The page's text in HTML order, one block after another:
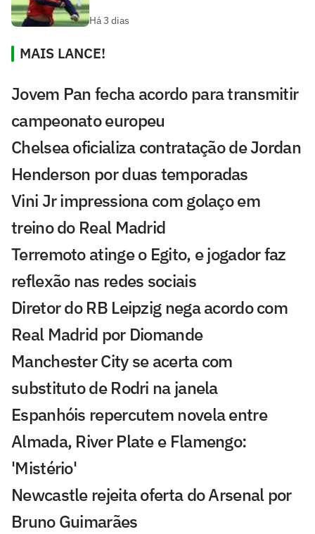
Há 3 dias
MAIS LANCE!
Jovem Pan fecha acordo para transmitir
campeonato europeu
Chelsea oficializa contratação de Jordan
Henderson por duas temporadas
Vini Jr impressiona com golaço em
treino do Real Madrid
Terremoto atinge o Egito, e jogador faz
reflexão nas redes sociais
Diretor do RB Leipzig nega acordo com
Real Madrid por Diomande
Manchester City se acerta com
substituto de Rodri na janela
Espanhóis repercutem novela entre
Almada, River Plate e Flamengo:
'Mistério'
Newcastle rejeita oferta do Arsenal por
Bruno Guimarães